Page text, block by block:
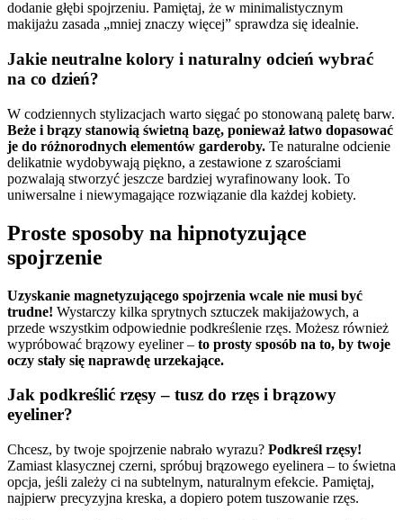
dodanie głębi spojrzeniu. Pamiętaj, że w minimalistycznym
makijażu zasada „mniej znaczy więcej” sprawdza się idealnie.
Jakie neutralne kolory i naturalny odcień wybrać
na co dzień?
W codziennych stylizacjach warto sięgać po stonowaną paletę barw.
Beże i brązy stanowią świetną bazę, ponieważ łatwo dopasować
je do różnorodnych elementów garderoby. Te naturalne odcienie
delikatnie wydobywają piękno, a zestawione z szarościami
pozwalają stworzyć jeszcze bardziej wyrafinowany look. To
uniwersalne i niewymagające rozwiązanie dla każdej kobiety.
Proste sposoby na hipnotyzujące
spojrzenie
Uzyskanie magnetyzującego spojrzenia wcale nie musi być
trudne! Wystarczy kilka sprytnych sztuczek makijażowych, a
przede wszystkim odpowiednie podkreślenie rzęs. Możesz również
wypróbować brązowy eyeliner – to prosty sposób na to, by twoje
oczy stały się naprawdę urzekające.
Jak podkreślić rzęsy – tusz do rzęs i brązowy
eyeliner?
Chcesz, by twoje spojrzenie nabrało wyrazu? Podkreśl rzęsy!
Zamiast klasycznej czerni, spróbuj brązowego eyelinera – to świetna
opcja, jeśli zależy ci na subtelnym, naturalnym efekcie. Pamiętaj,
najpierw precyzyjna kreska, a dopiero potem tuszowanie rzęs.